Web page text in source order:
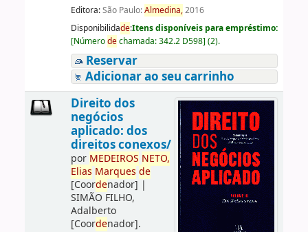
Editora:São Paulo:Almedina,2016
Disponibilidade:Itens disponíveis para empréstimo:
[Númerodechamada:342.2 D598] (2).
Reservar
Adicionar ao seu carrinho
Direito dos
negócios
aplicado: dos
direitos conexos/
por MEDEIROS NETO,
Elias Marques de
[Coordenador] |
SIMÃO FILHO,
Adalberto
[Coordenador].